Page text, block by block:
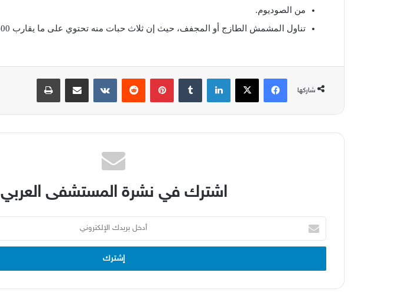
من
الصوديوم.
تناول
المشمش الطازج أو المجفف، حيث إن ثلاث حبات منه تحتوي على ما يقارب
شاركها
فيسبوك‫X لينكدإن بينتيريست مشاركة عبر البريد طباعة
اشترك في نشرة المستشفى العربي
بريدك
الإلكتروني